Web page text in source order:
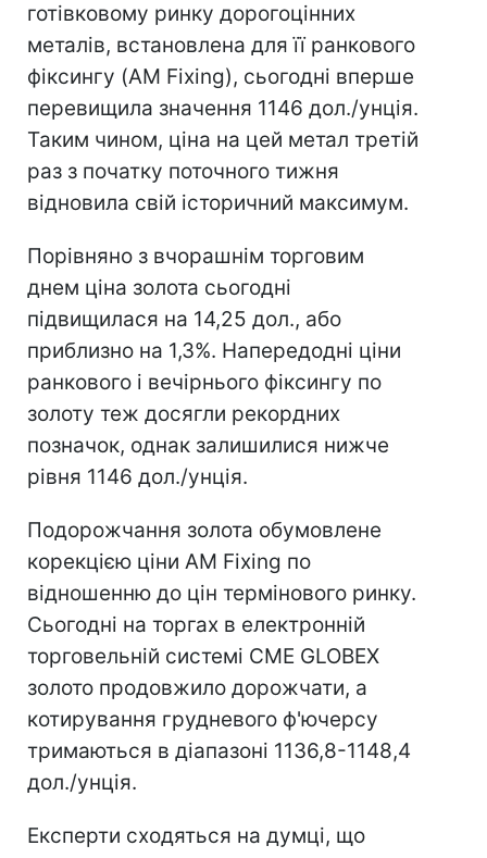
готівковому ринку дорогоцінних
металів, встановлена для її ранкового
фіксингу (AM Fixing), сьогодні вперше
перевищила значення 1146 дол./унція.
Таким чином, ціна на цей метал третій
раз з початку поточного тижня
відновила свій історичний максимум.
Порівняно з вчорашнім торговим
днем ціна золота сьогодні
підвищилася на 14,25 дол., або
приблизно на 1,3%. Напередодні ціни
ранкового і вечірнього фіксингу по
золоту теж досягли рекордних
позначок, однак залишилися нижче
рівня 1146 дол./унція.
Подорожчання золота обумовлене
корекцією ціни AM Fixing по
відношенню до цін термінового ринку.
Сьогодні на торгах в електронній
торговельній системі CME GLOBEX
золото продовжило дорожчати, а
котирування грудневого ф'ючерсу
тримаються в діапазоні 1136,8-1148,4
дол./унція.
Експерти сходяться на думці, що